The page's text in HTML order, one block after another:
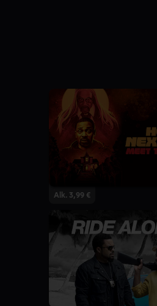
Alk. 3,99 €